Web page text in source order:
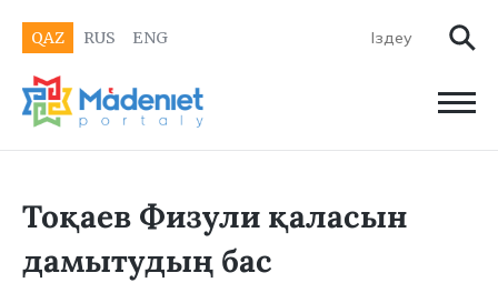
QAZ RUS ENG
Тоқаев Физули қаласын
дамытудың бас